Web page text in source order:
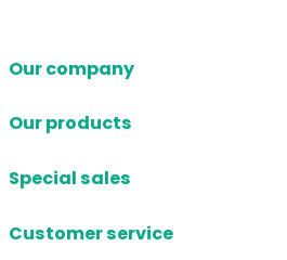
Our company
Our products
Special sales
Customer service